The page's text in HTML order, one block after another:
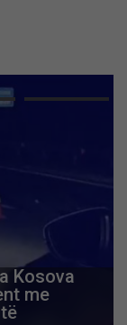
Kosova
me